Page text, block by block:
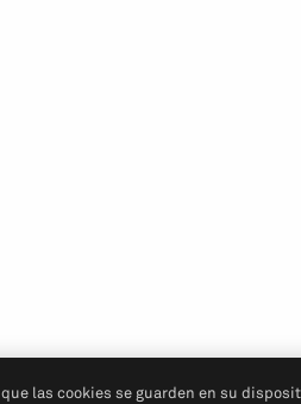
las cookies se guarden en su